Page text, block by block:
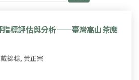
指標評估與分析——臺灣高山茶應
錦稔, 黃正宗